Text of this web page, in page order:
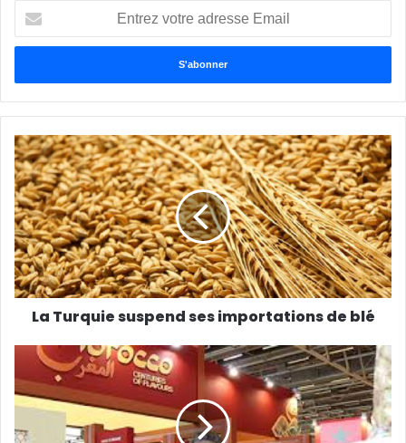
votre
adresse
La Turquie suspend ses importations de blé